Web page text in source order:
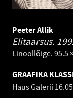
Peeter Allik
Elitaarsus.
Linoollõige. 95.5
GRAAFIKA
Haus Galerii